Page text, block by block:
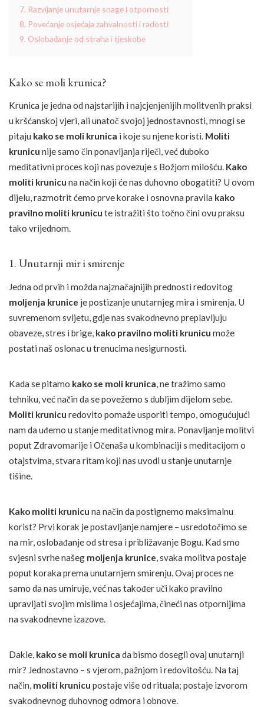
7. Razvijanje unutarnje snage i otpornosti
8. Povećanje osjećaja zahvalnosti i radosti
9. Oslobađanje od straha i tjeskobe
Kako se moli krunica?
Krunica je jedna od najstarijih i najcjenjenijih molitvenih praksi
u kršćanskoj vjeri, ali unatoč svojoj jednostavnosti, mnogi se
pitaju kako se moli krunica i koje su njene koristi. Moliti
krunicu nije samo čin ponavljanja riječi, već duboko
meditativni proces koji nas povezuje s Božjom milošću. Kako
moliti krunicu na način koji će nas duhovno obogatiti? U ovom
dijelu, razmotrit ćemo prve korake i osnovna pravila kako
pravilno moliti krunicu te istražiti što točno čini ovu praksu
tako vrijednom.
1. Unutarnji mir i smirenje
Jedna od prvih i možda najznačajnijih prednosti redovitog
moljenja krunice je postizanje unutarnjeg mira i smirenja. U
suvremenom svijetu, gdje nas svakodnevno preplavljuju
obaveze, stres i brige, kako pravilno moliti krunicu može
postati naš oslonac u trenucima nesigurnosti.
Kada se pitamo kako se moli krunica, ne tražimo samo
tehniku, već način da se povežemo s dubljim dijelom sebe.
Moliti krunicu redovito pomaže usporiti tempo, omogućujući
nam da uđemo u stanje meditativnog mira. Ponavljanje molitvi
poput Zdravomarije i Očenaša u kombinaciji s meditacijom o
otajstvima, stvara ritam koji nas uvodi u stanje unutarnje
tišine.
Kako moliti krunicu na način da postignemo maksimalnu
korist? Prvi korak je postavljanje namjere – usredotočimo se
na mir, oslobađanje od stresa i približavanje Bogu. Kad smo
svjesni svrhe našeg moljenja krunice, svaka molitva postaje
poput koraka prema unutarnjem smirenju. Ovaj proces ne
samo da nas umiruje, već nas također uči kako pravilno
upravljati svojim mislima i osjećajima, čineći nas otpornijima
na svakodnevne izazove.
Dakle, kako se moli krunica da bismo dosegli ovaj unutarnji
mir? Jednostavno – s vjerom, pažnjom i redovitošću. Na taj
način, moliti krunicu postaje više od rituala; postaje izvorom
svakodnevnog duhovnog odmora i obnove.